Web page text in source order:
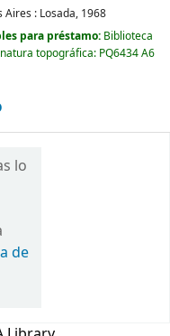
Aires : Losada, 1968
para préstamo: Biblioteca
topográfica: PQ6434 A6
lo
de